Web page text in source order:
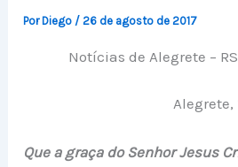
PorDiego /26 de agosto de 2017
Notícias de Alegrete –
Alegrete,
Que a graça do Senhor Jesus